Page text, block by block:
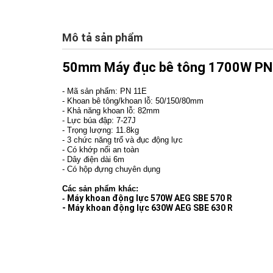
Mô tả sản phẩm
50mm Máy đục bê tông 1700W
- Mã sản phẩm: PN 11E
- Khoan bê tông/khoan lỗ: 50/150/80mm
- Khả năng khoan lỗ: 82mm
- Lực búa đập: 7-27J
- Trọng lượng: 11.8kg
- 3 chức năng trổ và đục động lực
- Có khớp nối an toàn
- Dây điện dài 6m
- Có hộp đựng chuyên dụng
Các sản phẩm khác:
- Máy khoan động lực 570W AEG SBE 570 R
- Máy khoan động lực 630W AEG SBE 630 R